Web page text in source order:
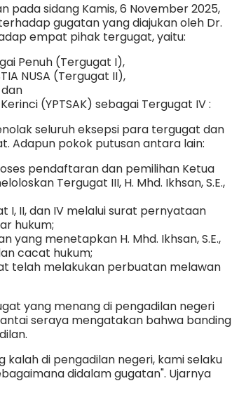
pada sidang Kamis, 6 November 2025,
gugatan yang diajukan oleh Dr.
empat pihak tergugat, yaitu:
Penuh (Tergugat I),
NUSA (Tergugat II),
dan
(YPTSAK) sebagai Tergugat IV :
seluruh eksepsi para tergugat dan
Adapun pokok putusan antara lain:
pendaftaran dan pemilihan Ketua
Tergugat III, H. Mhd. Ikhsan, S.E.,
I, II, dan IV melalui surat pernyataan
hukum;
menetapkan H. Mhd. Ikhsan, S.E.,
cacat hukum;
telah melakukan perbuatan melawan
yang menang di pengadilan negeri
seraya mengatakan bahwa banding
di pengadilan negeri, kami selaku
didalam gugatan". Ujarnya